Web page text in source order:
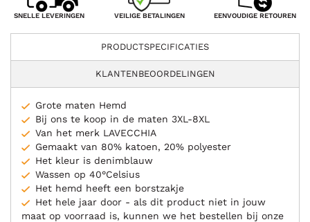
SNELLE LEVERINGEN VEILIGE BETALINGEN EENVOUDIGE RETOUREN
PRODUCTSPECIFICATIES
KLANTENBEOORDELINGEN
Grote maten Hemd
Bij ons te koop in de maten 3XL-8XL
Van het merk LAVECCHIA
Gemaakt van 80% katoen, 20% polyester
Het kleur is denimblauw
Wassen op 40°Celsius
Het hemd heeft een borstzakje
Het hele jaar door - als dit product niet in jouw
maat op voorraad is, kunnen we het bestellen bij onze